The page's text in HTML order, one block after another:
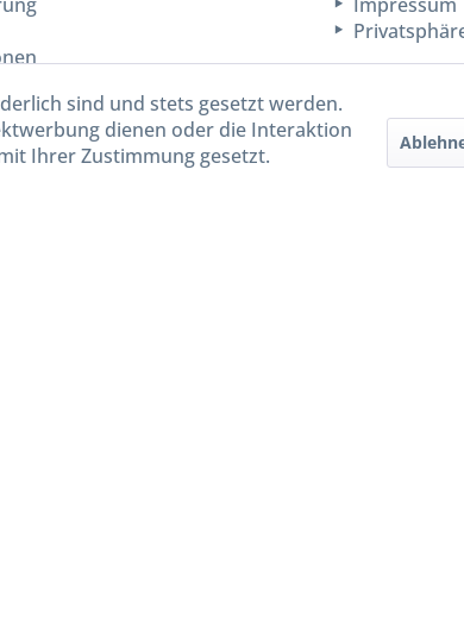
sind und stets gesetzt werden.
dienen oder die Interaktion
Ihrer Zustimmung gesetzt.